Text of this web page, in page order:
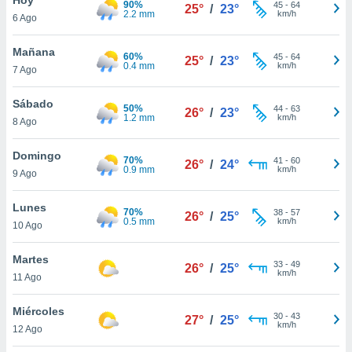
y
en
más
de
6 Ago
90%
2.2 mm
25° / 23° 45- 64
km/h
Mañana
7 Ago
60%
0.4 mm
25° / 23° 45- 64
km/h
Sábado
8 Ago
50%
1.2 mm
26° / 23° 44- 63
km/h
Domingo
9 Ago
70%
0.9 mm
26° / 24° 41 - 60
km/h
Lunes
10 Ago
70%
0.5 mm
26° / 25° 38- 57
km/h
Martes
11 Ago
26° / 25° 33- 49
km/h
Miércoles
12 Ago
27° / 25° 30- 43
km/h